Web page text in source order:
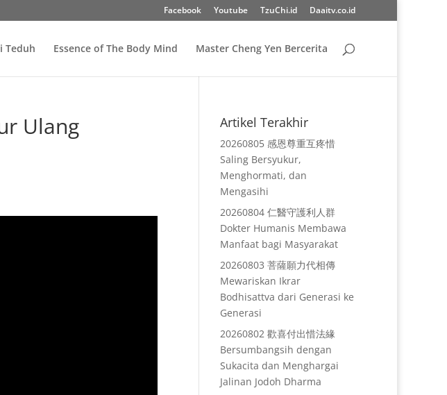
Facebook Youtube TzuChi.id Daaitv.co.id
Teduh Essence of The Body Mind Master Cheng Yen Bercerita
Ulang Artikel Terakhir
20260805 感恩尊重互疼惜
Saling Bersyukur,
Menghormati, dan
Mengasihi
20260804 仁醫守護利人群
Dokter Humanis Membawa
Manfaat bagi Masyarakat
20260803 菩薩願力代相傳
Mewariskan Ikrar
Bodhisattva dari Generasi ke
Generasi
20260802 歡喜付出惜法緣
Bersumbangsih dengan
Sukacita dan Menghargai
Jalinan Jodoh Dharma